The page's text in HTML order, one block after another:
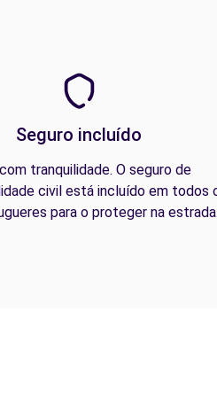
Seguro incluído
tranquilidade. O seguro de
civil está incluído em todos
para o proteger na